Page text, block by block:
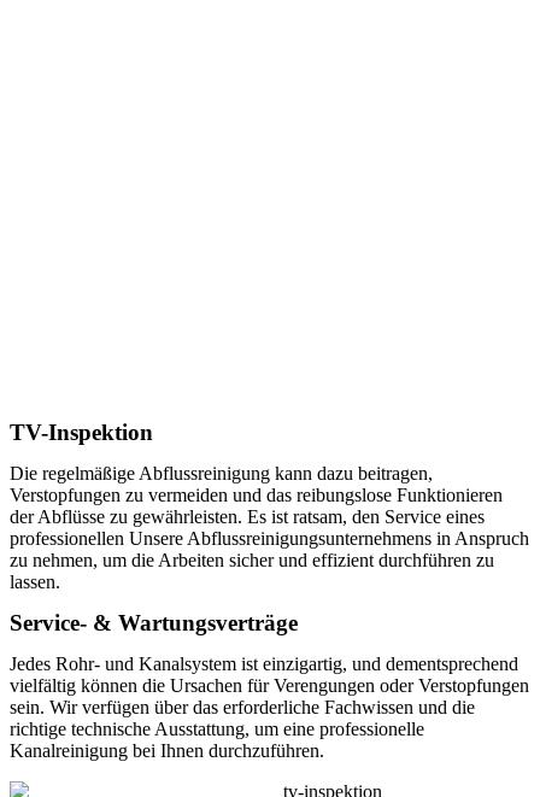
TV-Inspektion
Die regelmäßige Abflussreinigung kann dazu beitragen,
Verstopfungen zu vermeiden und das reibungslose Funktionieren
der Abflüsse zu gewährleisten. Es ist ratsam, den Service eines
professionellen Unsere Abflussreinigungsunternehmens in Anspruch
zu nehmen, um die Arbeiten sicher und effizient durchführen zu
lassen.
Service- & Wartungsverträge
Jedes Rohr- und Kanalsystem ist einzigartig, und dementsprechend
vielfältig können die Ursachen für Verengungen oder Verstopfungen
sein. Wir verfügen über das erforderliche Fachwissen und die
richtige technische Ausstattung, um eine professionelle
Kanalreinigung bei Ihnen durchzuführen.